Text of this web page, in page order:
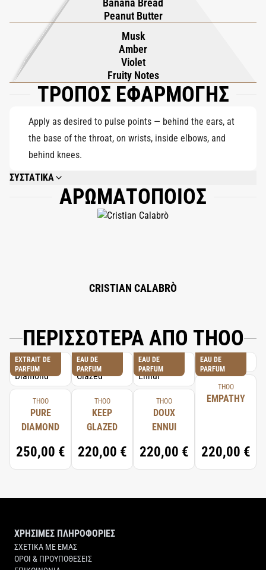
τυλίγοντας το δέρμα σε ένα βελούδινο, φωτεινό ίχνος. Τόσο
προκλητικό όσο και παιχνιδιάρικο, το L'Explicite τολμά να
θολώσει το όριο μεταξύ αθωότητας και αποπλάνησης - μια
απαγορευμένη απόλαυση που γίνεται φορητή.
Banana Bread
Peanut Butter
Musk
Amber
Violet
Fruity Notes
ΤΡΟΠΟΣ ΕΦΑΡΜΟΓΗΣ
Apply as desired to pulse points — behind the ears, at
the base of the throat, on wrists, inside elbows, and
behind knees.
ΣΥΣΤΑΤΙΚΑ
ALCOHOL DENAT., PARFUM (FRAGRANCE), AQUA (WATER),
HEXAMETHYLINDANOPYRAN, TETRAMETHYL
ACETYLOCTAHYDRONAPHTHALENES, ALPHA-ISOMETHYL IONONE,
ΑΡΩΜΑΤΟΠΟΙΟΣ
CRISTIAN CALABRÒ
ΠΕΡΙΣΣΟΤΕΡΑ ΑΠΟ THOO
EXTRAIT DE
PARFUM
THOO
PURE
DIAMOND
250,00 €
EAU DE
PARFUM
THOO
KEEP
GLAZED
220,00 €
EAU DE
PARFUM
THOO
DOUX
ENNUI
220,00 €
EAU DE
PARFUM
THOO
EMPATHY
220,00 €
ΧΡΗΣΙΜΕΣ ΠΛΗΡΟΦΟΡΙΕΣ
ΣΧΕΤΙΚΑ ΜΕ ΕΜΑΣ
ΟΡΟΙ & ΠΡΟΥΠΟΘΕΣΕΙΣ